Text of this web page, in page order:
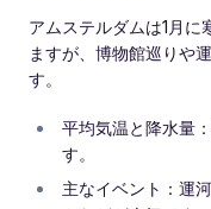
アムステルダムは1月に
ますが、博物館巡りや
す。
平均気温と降水量
す。
主なイベント：運